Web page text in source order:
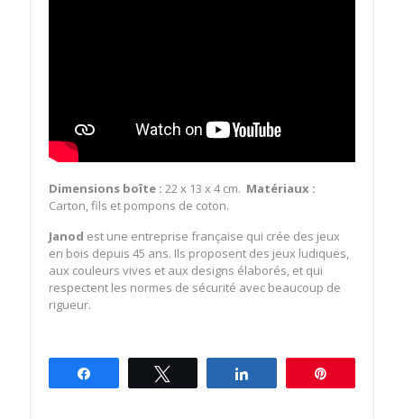
Dimensions boîte : 22 x 13 x 4 cm. Matériaux :
Carton, fils et pompons de coton.
Janod est une entreprise française qui crée des jeux
en bois depuis 45 ans. Ils proposent des jeux ludiques,
aux couleurs vives et aux designs élaborés, et qui
respectent les normes de sécurité avec beaucoup de
rigueur.